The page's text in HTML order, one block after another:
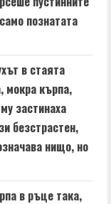
познатата
в стаята
мокра кърпа,
застинаха
безстрастен,
нищо, но
в ръце така,